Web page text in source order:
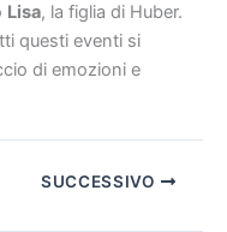
Lisa, la figlia di Huber.
questi eventi si
di emozioni e
SUCCESSIVO